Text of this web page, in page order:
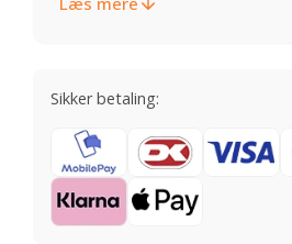
Sikker betaling: